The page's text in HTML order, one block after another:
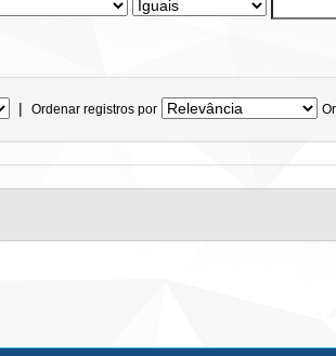
| Ordenar registros por